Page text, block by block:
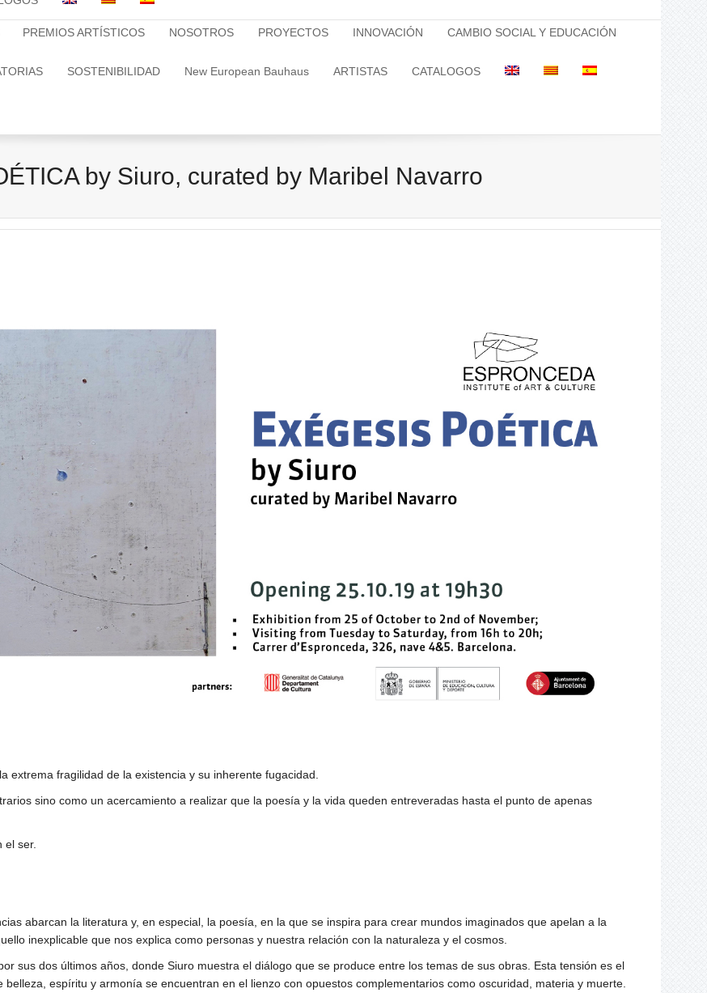
PREMIOS ARTÍSTICOS NOSOTROS PROYECTOS INNOVACIÓN CAMBIO SOCIAL Y EDUCACIÓN
SOSTENIBILIDAD New European Bauhaus ARTISTAS CATALOGOS
by Siuro, curated by Maribel Navarro
extrema fragilidad de la existencia y su inherente fugacidad.
sino como un acercamiento a realizar que la poesía y la vida queden entreveradas hasta el punto de apenas
el ser.
abarcan la literatura y, en especial, la poesía, en la que se inspira para crear mundos imaginados que apelan a la
inexplicable que nos explica como personas y nuestra relación con la naturaleza y el cosmos.
sus dos últimos años, donde Siuro muestra el diálogo que se produce entre los temas de sus obras. Esta tensión es el
espíritu y armonía se encuentran en el lienzo con opuestos complementarios como oscuridad, materia y muerte.